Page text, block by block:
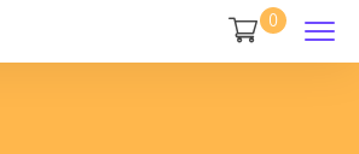
0